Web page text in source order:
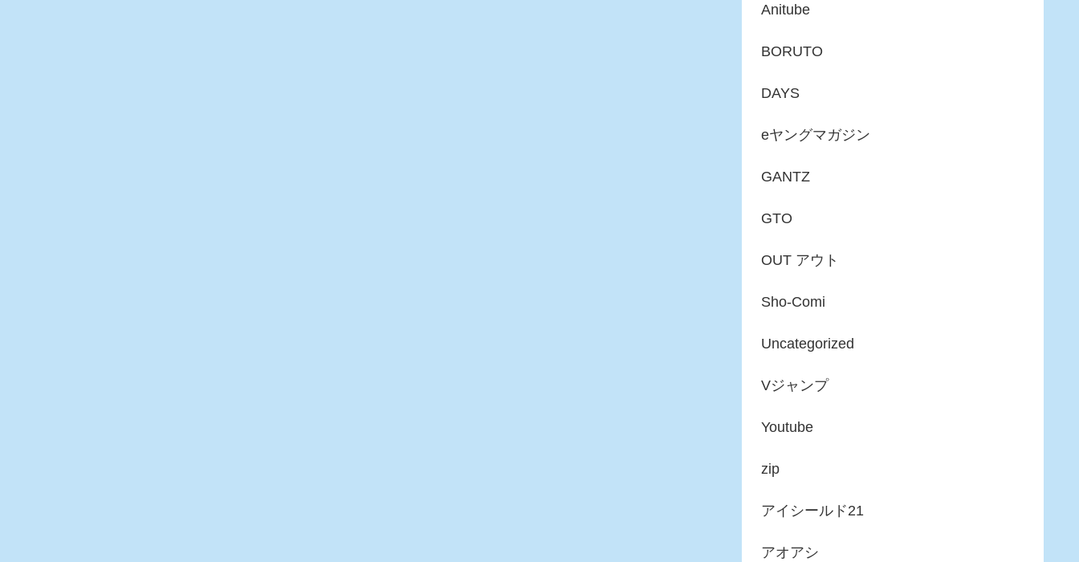
Anitube
BORUTO
DAYS
eヤングマガジン
GANTZ
GTO
OUT アウト
Sho-Comi
Uncategorized
Vジャンプ
Youtube
zip
アイシールド21
アオアシ